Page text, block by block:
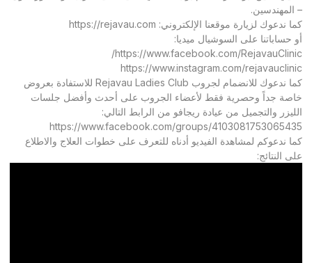
– المهندسين.
كما ندعوك لزيارة موقعنا الإلكتروني: https://rejavau.com
أو حساباتنا على السوشيال ميديا:
https://www.facebook.com/RejavauClinic/
https://www.instagram.com/rejavauclinic
كما ندعوك للانضمام لجروب Rejavau Ladies Club للاستفادة بعروض
خاصة جداً وحصرية فقط لأعضاء الجروب على أحدث وأفضل جلسات
الليزر والتجميل من عيادة ريجافو من الرابط التالي:
https://www.facebook.com/groups/4103081753065435
كما ندعوكم لمشاهدة الفيديو أدناه للتعرف على خطوات العلاج والاطلاع
على النتائج: